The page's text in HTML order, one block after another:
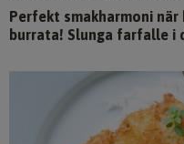
Perfekt smakharmoni
burrata! Slunga farfalle i